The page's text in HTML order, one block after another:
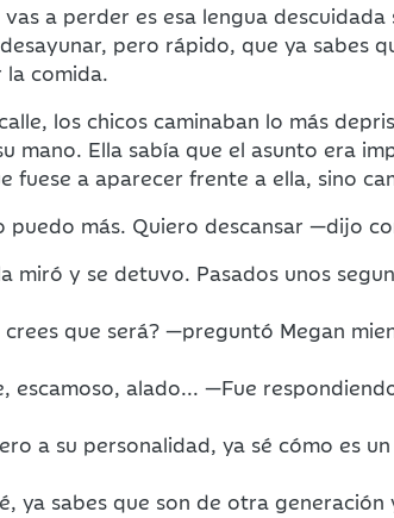
a perder es esa lengua
pero rápido, que ya sabes
comida.
los chicos caminaban lo más
mano. Ella sabía que el asunto era
fuese a aparecer frente a ella, sino
puedo más. Quiero descansar —dijo
miró y se detuvo. Pasados unos
que será? —preguntó Megan
escamoso, alado... —Fue
a su personalidad, ya sé cómo es
ya sabes que son de otra